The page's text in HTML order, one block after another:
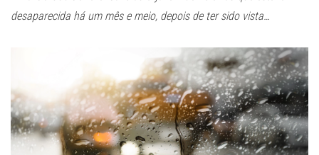
desaparecida há um mês e meio, depois de ter sido vista…